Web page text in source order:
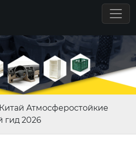
Китай Атмосферостойкие
гид 2026